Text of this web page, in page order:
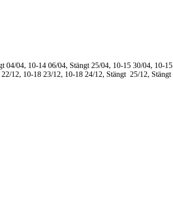
04/04, 10-14 06/04, Stängt 25/04, 10-15 30/04, 10-15
22/12, 10-18 23/12, 10-18 24/12, Stängt 25/12, Stängt